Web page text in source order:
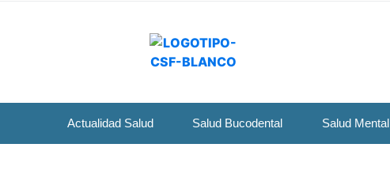
Actualidad Salud Salud Bucodental Salud Mental